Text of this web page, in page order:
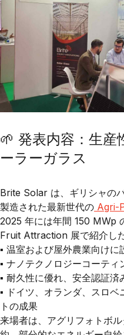
🌱 発表内容：生産
ーラーガラス
Brite Solar は、 ギリシャの
製造された最新世代の Agri-
2025 年には年間 150 MWp
Fruit Attraction 展で紹介し
▪️ 温室および屋外農業向け
▪️ ナノテクノロジーコーテ
▪️ 耐久性に優れ、安全認証
▪️ ドイツ、オランダ、スロ
トの成果
来場者は、 アグリフォトボ